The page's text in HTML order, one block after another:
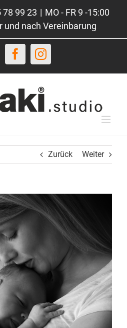
78 99 23 | MO - FR 9 -15:00
und nach Vereinbarung
FacebookInstagram
Zurück Weiter